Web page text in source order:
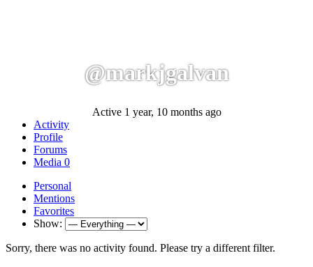
@markjgalvan
Active 1 year, 10 months ago
Activity
Profile
Forums
Media 0
Personal
Mentions
Favorites
Show:
Sorry, there was no activity found. Please try a different filter.